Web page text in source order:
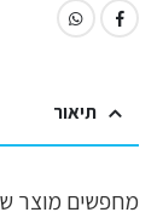
תיאור
מחפשים מוצר